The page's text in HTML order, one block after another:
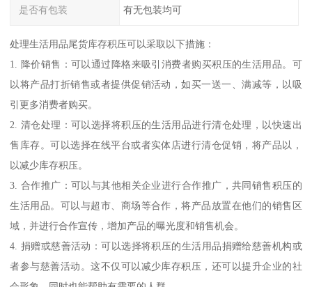
是否有包装 有无包装均可
处理生活用品尾货库存积压可以采取以下措施：
1. 降价销售：可以通过降格来吸引消费者购买积压的生活用品。可
以将产品打折销售或者提供促销活动，如买一送一、满减等，以吸
引更多消费者购买。
2. 清仓处理：可以选择将积压的生活用品进行清仓处理，以快速出
售库存。可以选择在线平台或者实体店进行清仓促销，将产品以，
以减少库存积压。
3. 合作推广：可以与其他相关企业进行合作推广，共同销售积压的
生活用品。可以与超市、商场等合作，将产品放置在他们的销售区
域，并进行合作宣传，增加产品的曝光度和销售机会。
4. 捐赠或慈善活动：可以选择将积压的生活用品捐赠给慈善机构或
者参与慈善活动。这不仅可以减少库存积压，还可以提升企业的社